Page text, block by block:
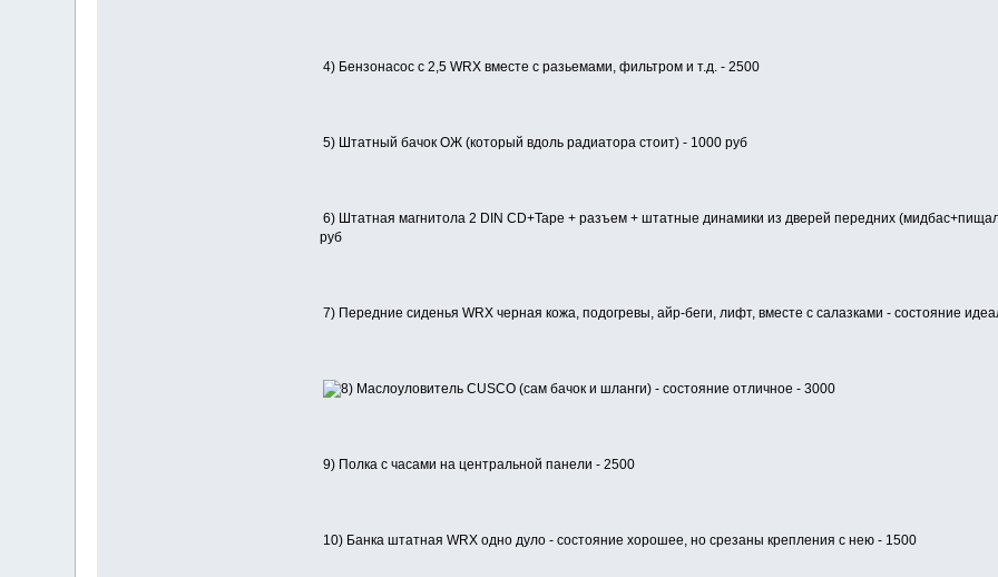
4) Бензонасос с 2,5 WRX вместе с разьемами, фильтром и т.д. - 2500
5) Штатный бачок ОЖ (который вдоль радиатора стоит) - 1000 руб
6) Штатная магнитола 2 DIN CD+Tape + разъем + штатные динамики из дверей передних
руб
7) Передние сиденья WRX черная кожа, подогревы, айр-беги, лифт, вместе с салазками - состояние
Маслоуловитель CUSCO (сам бачок и шланги) - состояние отличное - 3000
9) Полка с часами на центральной панели - 2500
10) Банка штатная WRX одно дуло - состояние хорошее, но срезаны крепления с нею - 1500